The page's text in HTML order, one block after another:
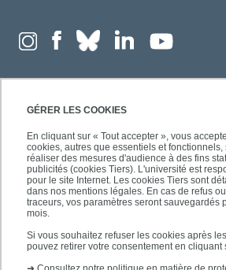
GÉRER LES COOKIES
En cliquant sur « Tout accepter », vous
cookies, autres que essentiels et
réaliser des mesures d'audience à des fins
publicités (cookies Tiers). L'université est
pour le site Internet. Les cookies Tiers sont
dans nos mentions légales. En cas de refus
traceurs, vos paramètres seront sauvegardés
mois.
Si vous souhaitez refuser les cookies après
pouvez retirer votre consentement en cliquant